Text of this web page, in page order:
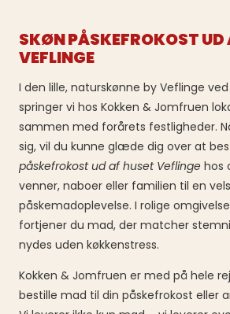
SKØN PÅSKEFROKOST UD
VEFLINGE
I den lille, naturskønne by Veflinge
springer vi hos Kokken & Jomfruen
sammen med forårets festligheder.
sig, vil du kunne glæde dig over at
påskefrokost ud af huset Veflinge hos
venner, naboer eller familien til en
påskemadoplevelse. I rolige
fortjener du mad, der matcher
nydes uden køkkenstress.
Kokken & Jomfruen er med på hele
bestille mad til din påskefrokost eller